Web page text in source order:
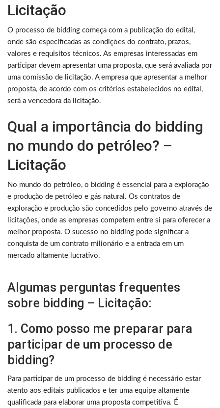
Licitação
O processo de bidding começa com a publicação do edital,
onde são especificadas as condições do contrato, prazos,
valores e requisitos técnicos. As empresas interessadas em
participar devem apresentar uma proposta, que será avaliada por
uma comissão de licitação. A empresa que apresentar a melhor
proposta, de acordo com os critérios estabelecidos no edital,
será a vencedora da licitação.
Qual a importância do bidding
no mundo do petróleo? –
Licitação
No mundo do petróleo, o bidding é essencial para a exploração
e produção de petróleo e gás natural. Os contratos de
exploração e produção são concedidos pelo governo através de
licitações, onde as empresas competem entre si para oferecer a
melhor proposta. O sucesso no bidding pode significar a
conquista de um contrato milionário e a entrada em um
mercado altamente lucrativo.
Algumas perguntas frequentes
sobre bidding – Licitação:
1. Como posso me preparar para
participar de um processo de
bidding?
Para participar de um processo de bidding é necessário estar
atento aos editais publicados e ter uma equipe altamente
qualificada para elaborar uma proposta competitiva. É